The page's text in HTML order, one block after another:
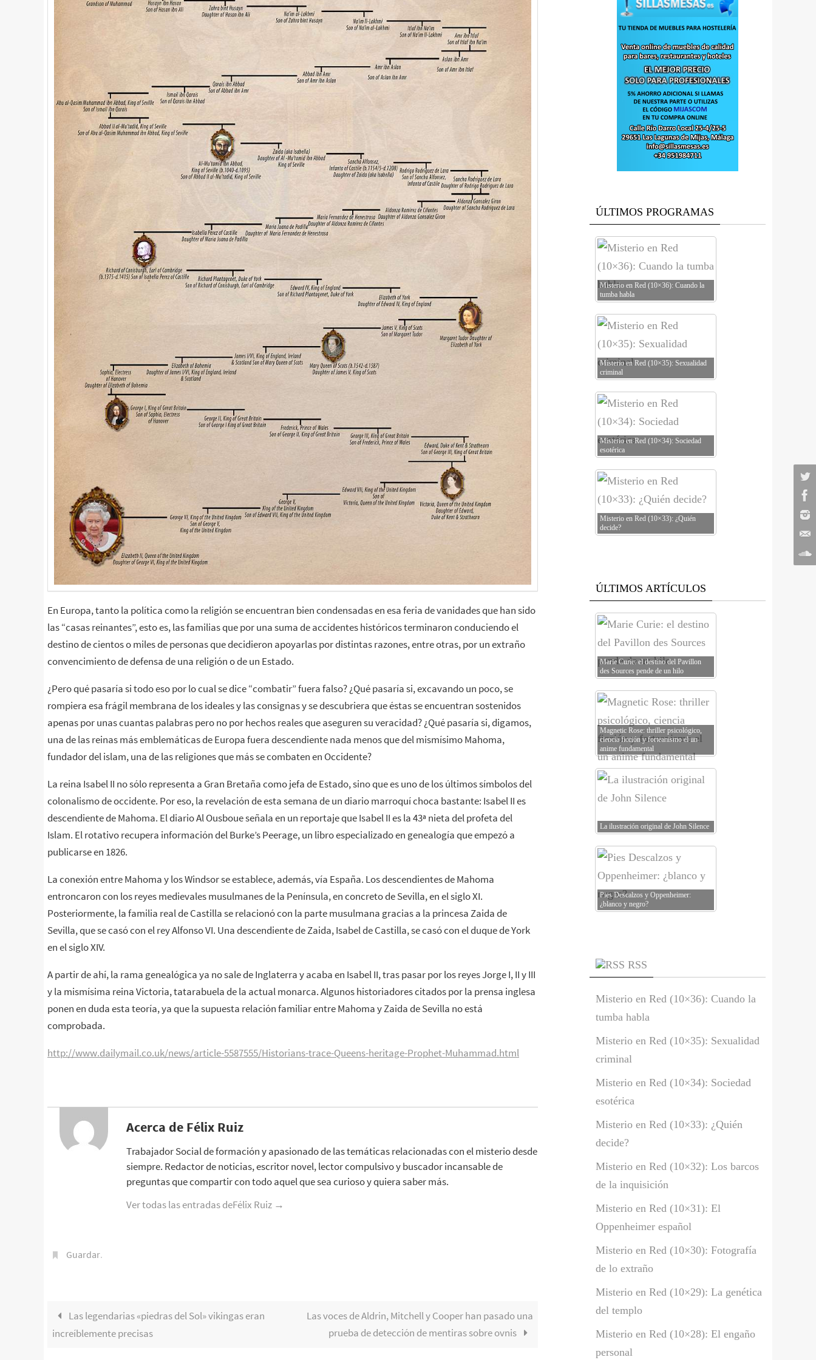
En Europa, tanto la política como la religión se encuentran bien condensadas en esa feria de vanidades que han sido
las “casas reinantes”, esto es, las familias que por una suma de accidentes históricos terminaron conduciendo el
destino de cientos o miles de personas que decidieron apoyarlas por distintas razones, entre otras, por un extraño
convencimiento de defensa de una religión o de un Estado.
¿Pero qué pasaría si todo eso por lo cual se dice “combatir” fuera falso? ¿Qué pasaría si, excavando un poco, se
rompiera esa frágil membrana de los ideales y las consignas y se descubriera que éstas se encuentran sostenidos
apenas por unas cuantas palabras pero no por hechos reales que aseguren su veracidad? ¿Qué pasaría si, digamos,
una de las reinas más emblemáticas de Europa fuera descendiente nada menos que del mismísimo Mahoma,
fundador del islam, una de las religiones que más se combaten en Occidente?
La reina Isabel II no sólo representa a Gran Bretaña como jefa de Estado, sino que es uno de los últimos símbolos del
colonalismo de occidente. Por eso, la revelación de esta semana de un diario marroquí choca bastante: Isabel II es
descendiente de Mahoma. El diario Al Ousboue señala en un reportaje que Isabel II es la 43ª nieta del profeta del
Islam. El rotativo recupera información del Burke’s Peerage, un libro especializado en genealogía que empezó a
publicarse en 1826.
La conexión entre Mahoma y los Windsor se establece, además, vía España. Los descendientes de Mahoma
entroncaron con los reyes medievales musulmanes de la Península, en concreto de Sevilla, en el siglo XI.
Posteriormente, la familia real de Castilla se relacionó con la parte musulmana gracias a la princesa Zaida de
Sevilla, que se casó con el rey Alfonso VI. Una descendiente de Zaida, Isabel de Castilla, se casó con el duque de York
en el siglo XIV.
A partir de ahí, la rama genealógica ya no sale de Inglaterra y acaba en Isabel II, tras pasar por los reyes Jorge I, II y III
y la mismísima reina Victoria, tatarabuela de la actual monarca. Algunos historiadores citados por la prensa inglesa
ponen en duda esta teoría, ya que la supuesta relación familiar entre Mahoma y Zaida de Sevilla no está
comprobada.
http://www.dailymail.co.uk/news/article-5587555/Historians-trace-Queens-heritage-Prophet-Muhammad.html
Acerca de Félix Ruiz
Trabajador Social de formación y apasionado de las temáticas relacionadas con el misterio desde
siempre. Redactor de noticias, escritor novel, lector compulsivo y buscador incansable de
preguntas que compartir con todo aquel que sea curioso y quiera saber más.
Ver todas las entradas deFélix Ruiz →
Guardar.
Las legendarias «piedras del Sol» vikingas eran
increíblemente precisas
Las voces de Aldrin, Mitchell y Cooper han pasado una
prueba de detección de mentiras sobre ovnis
ÚLTIMOS PROGRAMAS
Misterio en Red (10×36): Cuando la
tumba habla
Misterio en Red (10×35): Sexualidad
criminal
Misterio en Red (10×34): Sociedad
esotérica
Misterio en Red (10×33): ¿Quién
decide?
ÚLTIMOS ARTÍCULOS
Marie Curie: el destino del Pavillon
des Sources pende de un hilo
Magnetic Rose: thriller psicológico,
ciencia ficción y forteanismo el un
anime fundamental
La ilustración original de John Silence
Pies Descalzos y Oppenheimer:
¿blanco y negro?
RSS
Misterio en Red (10×36): Cuando la
tumba habla
Misterio en Red (10×35): Sexualidad
criminal
Misterio en Red (10×34): Sociedad
esotérica
Misterio en Red (10×33): ¿Quién
decide?
Misterio en Red (10×32): Los barcos
de la inquisición
Misterio en Red (10×31): El
Oppenheimer español
Misterio en Red (10×30): Fotografía
de lo extraño
Misterio en Red (10×29): La genética
del templo
Misterio en Red (10×28): El engaño
personal